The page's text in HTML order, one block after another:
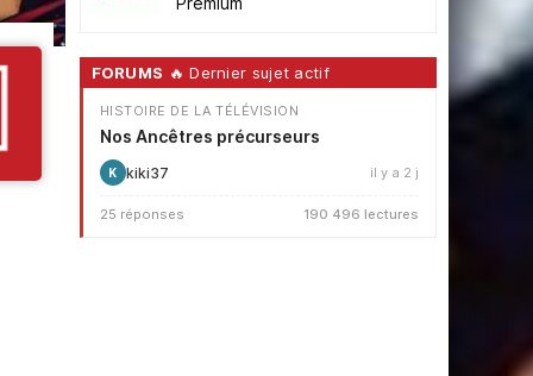
FORUMS 🔥 Dernier sujet actif
HISTOIRE DE LA TÉLÉVISION
Nos Ancêtres précurseurs
K kiki37 il y a 2 j
25 réponses 190 496 lectures